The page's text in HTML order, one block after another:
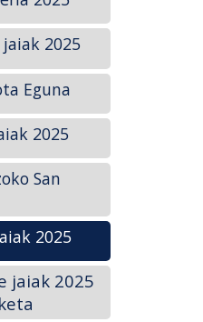
2025
Eguna
2025
San
2025
jaiak 2025